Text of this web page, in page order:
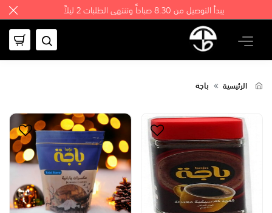
يبدأ التوصيل من 8.30 صباحاً وتنتهي الطلبات 2 ليلاً
الرئيسية باجة